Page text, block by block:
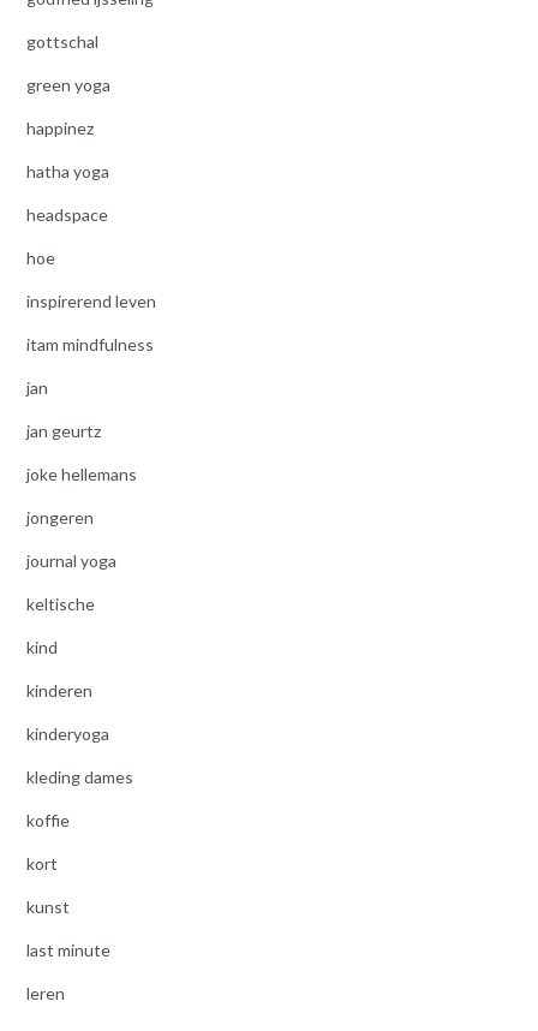
gottschal
green yoga
happinez
hatha yoga
headspace
hoe
inspirerend leven
itam mindfulness
jan
jan geurtz
joke hellemans
jongeren
journal yoga
keltische
kind
kinderen
kinderyoga
kleding dames
koffie
kort
kunst
last minute
leren